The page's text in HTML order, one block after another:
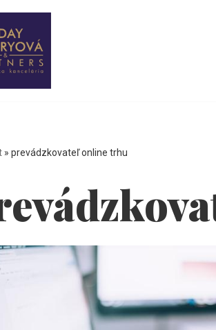
» prevádzkovateľ online trhu